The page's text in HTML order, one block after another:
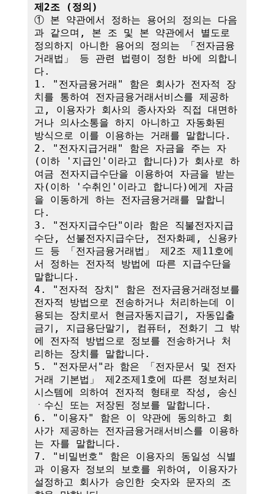
제2조 (정의)
① 본 약관에서 정하는 용어의 정의는 다음
과 같으며, 본 조 및 본 약관에서 별도로
정의하지 아니한 용어의 정의는 「전자금융
거래법」 등 관련 법령이 정한 바에 의합니
다.
1. "전자금융거래" 함은 회사가 전자적 장
치를 통하여 전자금융거래서비스를 제공하
고, 이용자가 회사의 종사자와 직접 대면하
거나 의사소통을 하지 아니하고 자동화된
방식으로 이를 이용하는 거래를 말합니다.
2. "전자지급거래" 함은 자금을 주는 자
(이하 '지급인'이라고 합니다)가 회사로 하
여금 전자지급수단을 이용하여 자금을 받는
자(이하 '수취인'이라고 합니다)에게 자금
을 이동하게 하는 전자금융거래를 말합니
다.
3. "전자지급수단"이라 함은 직불전자지급
수단, 선불전자지급수단, 전자화폐, 신용카
드 등 「전자금융거래법」 제2조 제11호에
서 정하는 전자적 방법에 따른 지급수단을
말합니다.
4. "전자적 장치" 함은 전자금융거래정보를
전자적 방법으로 전송하거나 처리하는데 이
용되는 장치로서 현금자동지급기, 자동입출
금기, 지급용단말기, 컴퓨터, 전화기 그 밖
에 전자적 방법으로 정보를 전송하거나 처
리하는 장치를 말합니다.
5. "전자문서"라 함은 「전자문서 및 전자
거래 기본법」 제2조제1호에 따른 정보처리
시스템에 의하여 전자적 형태로 작성, 송신
ㆍ수신 또는 저장된 정보를 말합니다.
6. "이용자" 함은 이 약관에 동의하고 회
사가 제공하는 전자금융거래서비스를 이용하
는 자를 말합니다.
7. "비밀번호" 함은 이용자의 동일성 식별
과 이용자 정보의 보호를 위하여, 이용자가
설정하고 회사가 승인한 숫자와 문자의 조